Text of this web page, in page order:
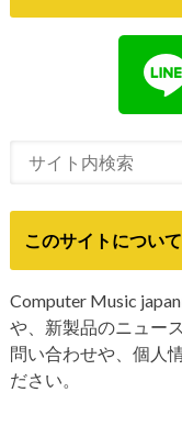
このサイトについて
Computer Music
や、新製品のニュー
問い合わせや、個人
ださい。